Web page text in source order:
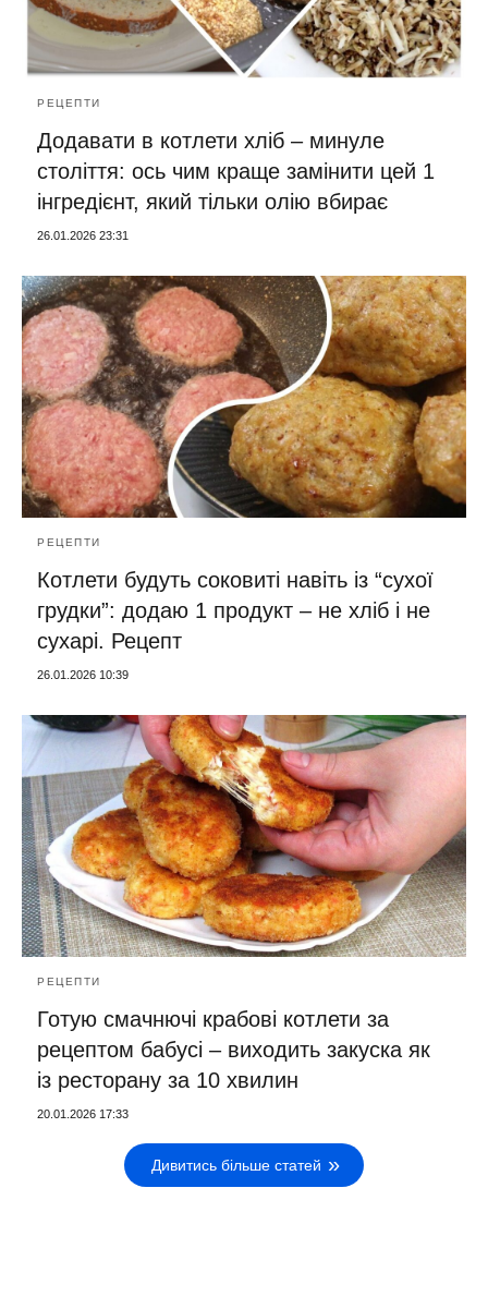
РЕЦЕПТИ
Додавати в котлети хліб – минуле
століття: ось чим краще замінити цей 1
інгредієнт, який тільки олію вбирає
26.01.2026 23:31
РЕЦЕПТИ
Котлети будуть соковиті навіть із “сухої
грудки”: додаю 1 продукт – не хліб і не
сухарі. Рецепт
26.01.2026 10:39
РЕЦЕПТИ
Готую смачнючі крабові котлети за
рецептом бабусі – виходить закуска як
із ресторану за 10 хвилин
20.01.2026 17:33
Дивитись більше статей